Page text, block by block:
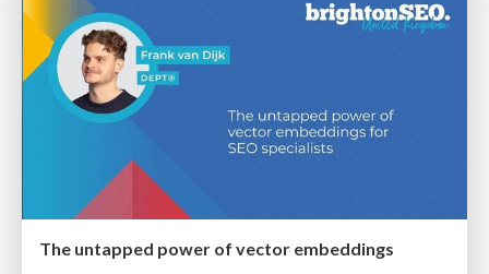
The untapped power of vector embeddings